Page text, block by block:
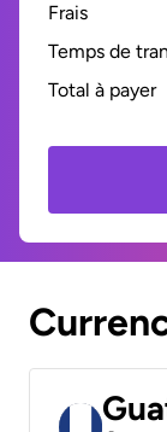
Frais
Temps de
Total à payer